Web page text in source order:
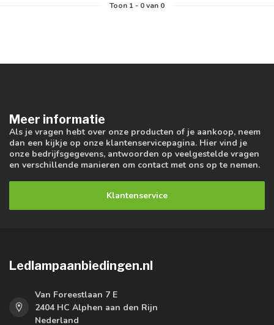
Toon 1- 0van 0
Meer informatie
Als je vragen hebt over onze producten of je aankoop, neem
dan een kijkje op onze klantenservicepagina. Hier vind je
onze bedrijfsgegevens, antwoorden op veelgestelde vragen
en verschillende manieren om contact met ons op te nemen.
Klantenservice
Ledlampaanbiedingen.nl
Van Foreestlaan 7 E
2404 HC Alphen aan den Rijn
Nederland